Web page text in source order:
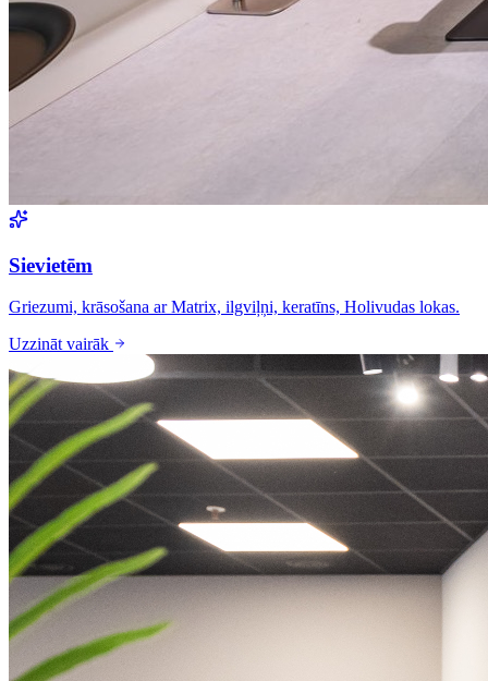
Sievietēm
Griezumi, krāsošana ar Matrix, ilgviļņi, keratīns, Holivudas lokas.
Uzzināt vairāk